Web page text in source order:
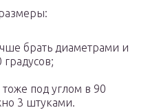
брать диаметрами и
под углом в 90
3 штуками.